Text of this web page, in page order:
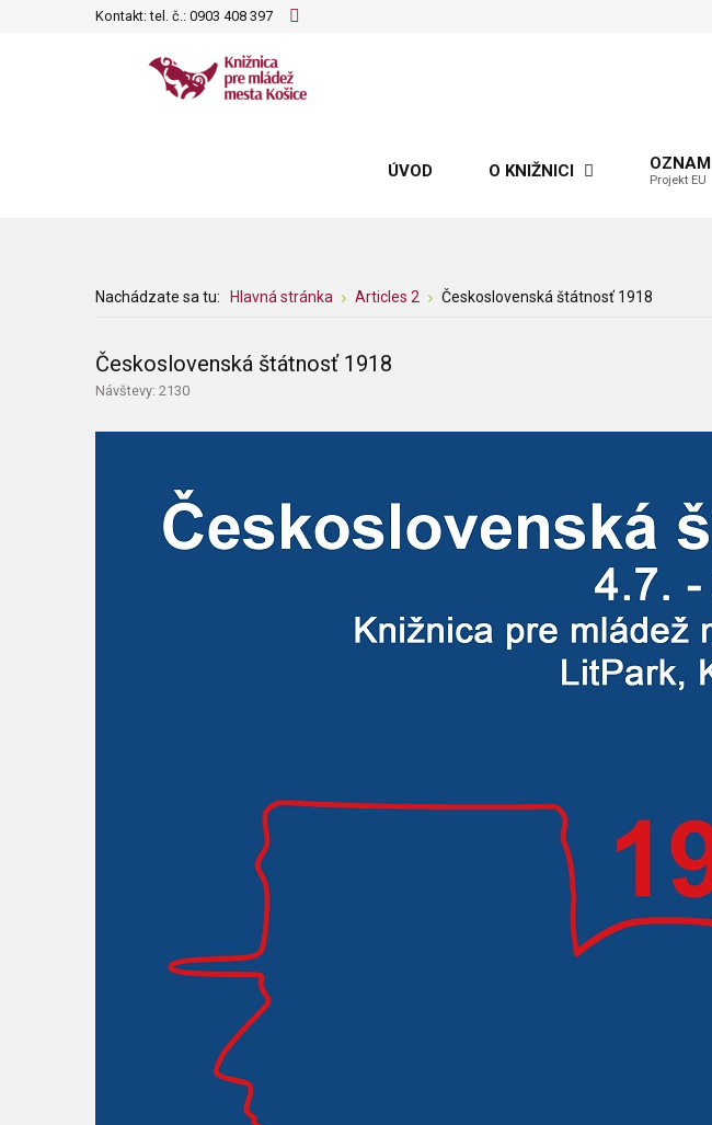
Kontakt: tel. č.: 0903 408 397
ÚVOD O KNIŽNICI OZNAM
Projekt EU
Nachádzate sa tu: Hlavná stránka Articles 2 Československá štátnosť 1918
Československá štátnosť 1918
Návštevy: 2130